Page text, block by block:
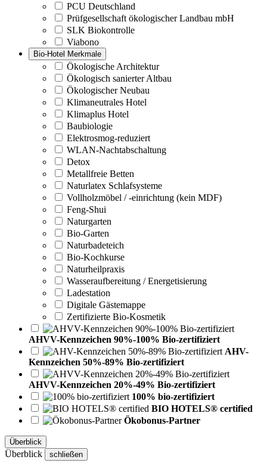
PCU Deutschland
Prüfgesellschaft ökologischer Landbau mbH
SLK Biokontrolle
Viabono
Bio-Hotel Merkmale
Ökologische Architektur
Ökologisch sanierter Altbau
Ökologischer Neubau
Klimaneutrales Hotel
Klimaplus Hotel
Baubiologie
Elektrosmog-reduziert
WLAN-Nachtabschaltung
Detox
Metallfreie Betten
Naturlatex Schlafsysteme
Vollholzmöbel / -einrichtung (kein MDF)
Feng-Shui
Naturgarten
Bio-Garten
Naturbadeteich
Bio-Kochkurse
Naturheilpraxis
Wasseraufbereitung / Energetisierung
Ladestation
Digitale Gästemappe
Zertifizierte Bio-Kosmetik
AHVV-Kennzeichen 90%-100% Bio-zertifiziert
AHV-
Kennzeichen 50%-89% Bio-zertifiziert
AHVV-Kennzeichen 20%-49% Bio-zertifiziert
100% bio-zertifiziert
BIO HOTELS® certified
Ökobonus-Partner
Überblick
Überblick schließen